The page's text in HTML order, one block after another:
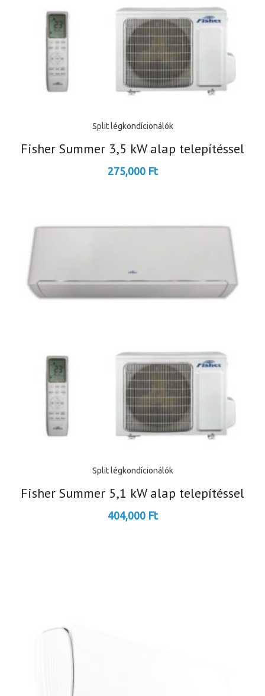
Split légkondícionálók
Fisher Summer 3,5 kW alap telepítéssel
275,000 Ft
Split légkondícionálók
Fisher Summer 5,1 kW alap telepítéssel
404,000 Ft